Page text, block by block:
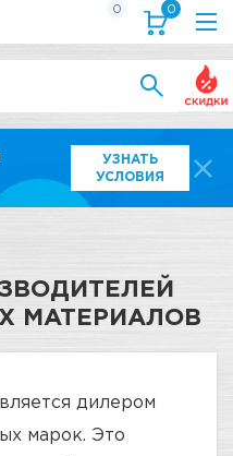
УЗНАТЬ
УСЛОВИЯ
0 0
МАТЕРИАЛОВ
дилером
марок. Это